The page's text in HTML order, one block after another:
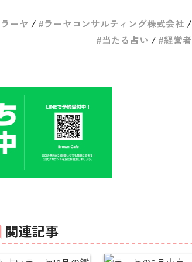
ラーヤ ラーヤコンサルティング株式会社
当たる占い
経営者
関連記事